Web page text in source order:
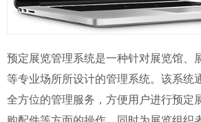
预定展览管理系统是一种针对展览馆、
等专业场所所设计的管理系统。该系统
全方位的管理服务，方便用户进行预定